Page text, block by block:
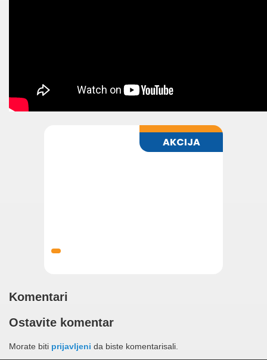
Komentari
Ostavite komentar
Morate biti prijavljeni da biste komentarisali.